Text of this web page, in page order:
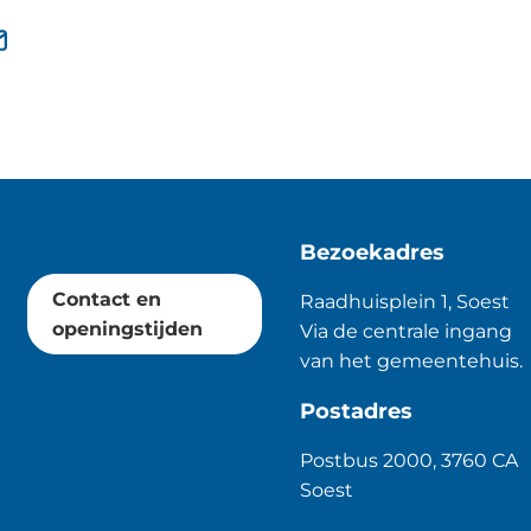
Contact en
openingstijden
Bezoekadres
Raadhuisplein 1, Soest
Via de centrale ingang
van het gemeentehuis.
Postadres
Postbus 2000, 3760 CA
Soest